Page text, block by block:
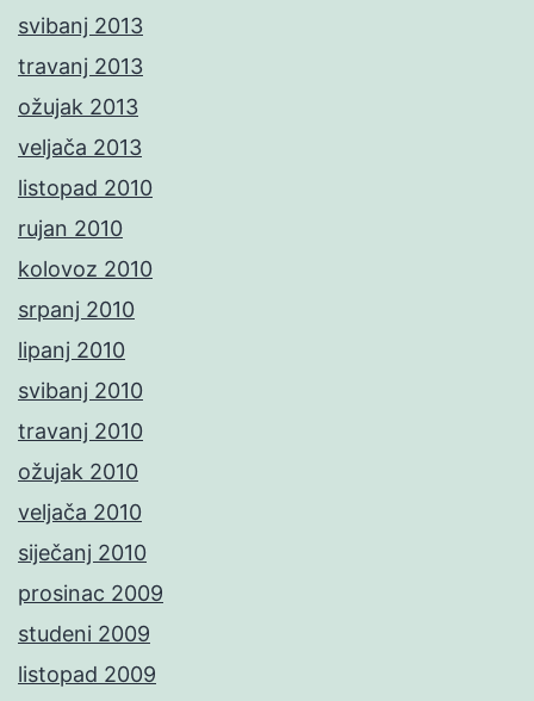
svibanj 2013
travanj 2013
ožujak 2013
veljača 2013
listopad 2010
rujan 2010
kolovoz 2010
srpanj 2010
lipanj 2010
svibanj 2010
travanj 2010
ožujak 2010
veljača 2010
siječanj 2010
prosinac 2009
studeni 2009
listopad 2009